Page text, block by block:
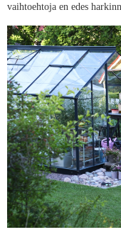
vaihtoehtoja en edes